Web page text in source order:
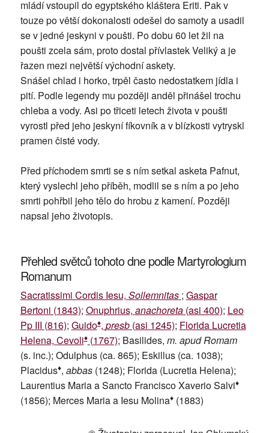
mládí vstoupil do egyptského kláštera Eriti. Pak v
touze po větší dokonalosti odešel do samoty a usadil
se v jedné jeskyni v poušti. Po dobu 60 let žil na
poušti zcela sám, proto dostal přívlastek Veliký a je
řazen mezi největší východní askety.
Snášel chlad i horko, trpěl často nedostatkem jídla i
pití. Podle legendy mu později anděl přinášel trochu
chleba a vody. Asi po třiceti letech života v poušti
vyrostl před jeho jeskyní fíkovník a v blízkosti vytryskl
pramen čisté vody.
Před příchodem smrti se s ním setkal asketa Pafnut,
který vyslechl jeho příběh, modlil se s ním a po jeho
smrti pohřbil jeho tělo do hrobu z kamení. Později
napsal jeho životopis.
Přehled světců tohoto dne podle Martyrologium
Romanum
Sacratissimi Cordis Iesu, Sollemnitas ; Gaspar
Bertoni (1843); Onuphrius, anachoreta(asi 400); Leo
Pp III (816); Guido♦, presb(asi 1245); Florida Lucretia
Helena, Cevoli♦(1767); Basilides, m. apud Romam
(s. inc.); Odulphus (ca. 865); Eskillus (ca. 1038);
Placidus♦, abbas(1248); Florida (Lucretia Helena);
Laurentius Maria a Sancto Francisco Xaverio Salvi♦
(1856); Merces Maria a Iesu Molina♦(1883)